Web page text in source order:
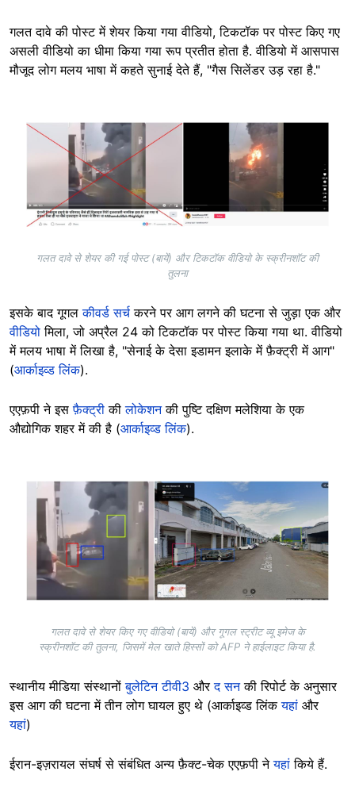
गलत दावे की पोस्ट में शेयर किया गया वीडियो, टिकटॉक पर पोस्ट किए गए
असली वीडियो का धीमा किया गया रूप प्रतीत होता है. वीडियो में आसपास
मौजूद लोग मलय भाषा में कहते सुनाई देते हैं, "गैस सिलेंडर उड़ रहा है."
Image
गलत दावे से शेयर की गई पोस्ट (बायें) और टिकटॉक वीडियो के स्क्रीनशॉट की
तुलना
इसके बाद गूगलकीवर्ड सर्च करने पर आग लगने की घटना से जुड़ा एक और
वीडियो मिला, जो अप्रैल 24 को टिकटॉक पर पोस्ट किया गया था. वीडियो
में मलय भाषा में लिखा है, "सेनाई के देसा इडामन इलाके में फ़ैक्ट्री में आग"
(आर्काइव्ड लिंक).
एएफ़पी ने इसफ़ैक्ट्रीकीलोकेशनकी पुष्टि दक्षिण मलेशिया के एक
औद्योगिक शहर में की है (आर्काइव्ड लिंक).
Image
गलत दावे से शेयर किए गए वीडियो (बायें) और गूगल स्ट्रीट व्यू इमेज के
स्क्रीनशॉट की तुलना, जिसमें मेल खाते हिस्सों को AFP ने हाईलाइट किया है.
स्थानीय मीडिया संस्थानोंबुलेटिन टीवी3 औरद सनकी रिपोर्ट के अनुसार
इस आग की घटना में तीन लोग घायल हुए थे (आर्काइव्ड लिंकयहां और
यहां)
ईरान-इज़रायल संघर्ष से संबंधित अन्य फ़ैक्ट-चेक एएफ़पी नेयहांकिये हैं.